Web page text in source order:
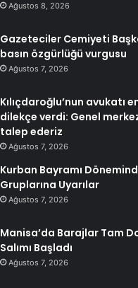
Ağustos 8, 2026
Gazeteciler Cemiyeti
basın özgürlüğü vurgusu
Ağustos 7, 2026
Kılıçdaroğlu’nun avukatı
dilekçe verdi: Genel
talep ederiz
Ağustos 7, 2026
Kurban Bayramı
Gruplarına Uyarılar
Ağustos 7, 2026
Manisa’da Barajlar Tam
Salımı Başladı
Ağustos 7, 2026